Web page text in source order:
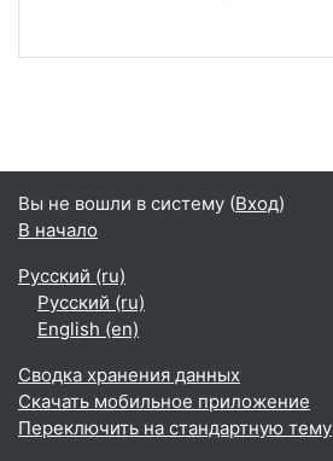
Вы не вошли в систему (Вход)
В начало
Русский ‎(ru)‎
Русский ‎(ru)‎
English ‎(en)‎
Сводка хранения данных
Скачать мобильное приложение
Переключить на стандартную тему